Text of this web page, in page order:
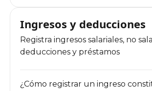
Ingresos y deducciones
Registra ingresos salariales, no
deducciones y préstamos
¿Cómo registrar un ingreso